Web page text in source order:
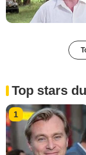
Top stars
1